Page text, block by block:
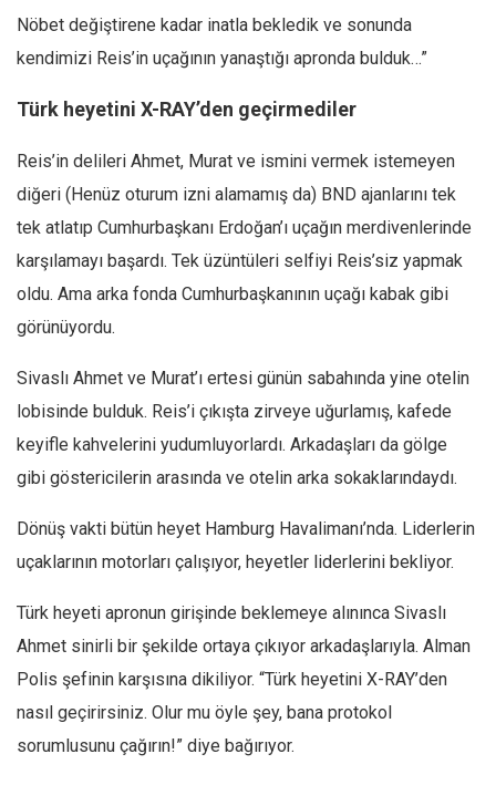
Nöbet değiştirene kadar inatla bekledik ve sonunda
kendimizi Reis’in uçağının yanaştığı apronda bulduk…”
Türk heyetini X-RAY’den geçirmediler
Reis’in delileri Ahmet, Murat ve ismini vermek istemeyen
diğeri (Henüz oturum izni alamamış da) BND ajanlarını tek
tek atlatıp Cumhurbaşkanı Erdoğan’ı uçağın merdivenlerinde
karşılamayı başardı. Tek üzüntüleri selfiyi Reis’siz yapmak
oldu. Ama arka fonda Cumhurbaşkanının uçağı kabak gibi
görünüyordu.
Sivaslı Ahmet ve Murat’ı ertesi günün sabahında yine otelin
lobisinde bulduk. Reis’i çıkışta zirveye uğurlamış, kafede
keyifle kahvelerini yudumluyorlardı. Arkadaşları da gölge
gibi göstericilerin arasında ve otelin arka sokaklarındaydı.
Dönüş vakti bütün heyet Hamburg Havalimanı’nda. Liderlerin
uçaklarının motorları çalışıyor, heyetler liderlerini bekliyor.
Türk heyeti apronun girişinde beklemeye alınınca Sivaslı
Ahmet sinirli bir şekilde ortaya çıkıyor arkadaşlarıyla. Alman
Polis şefinin karşısına dikiliyor. “Türk heyetini X-RAY’den
nasıl geçirirsiniz. Olur mu öyle şey, bana protokol
sorumlusunu çağırın!” diye bağırıyor.